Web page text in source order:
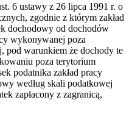
6 ustawy z 26 lipca 1991 r. o
zgodnie z którym zakład
dochodowy od dochodów
wykonywanej poza
pod warunkiem że dochody te
poza terytorium
podatnika zakład pracy
według skali podatkowej
zapłacony z zagranicą,